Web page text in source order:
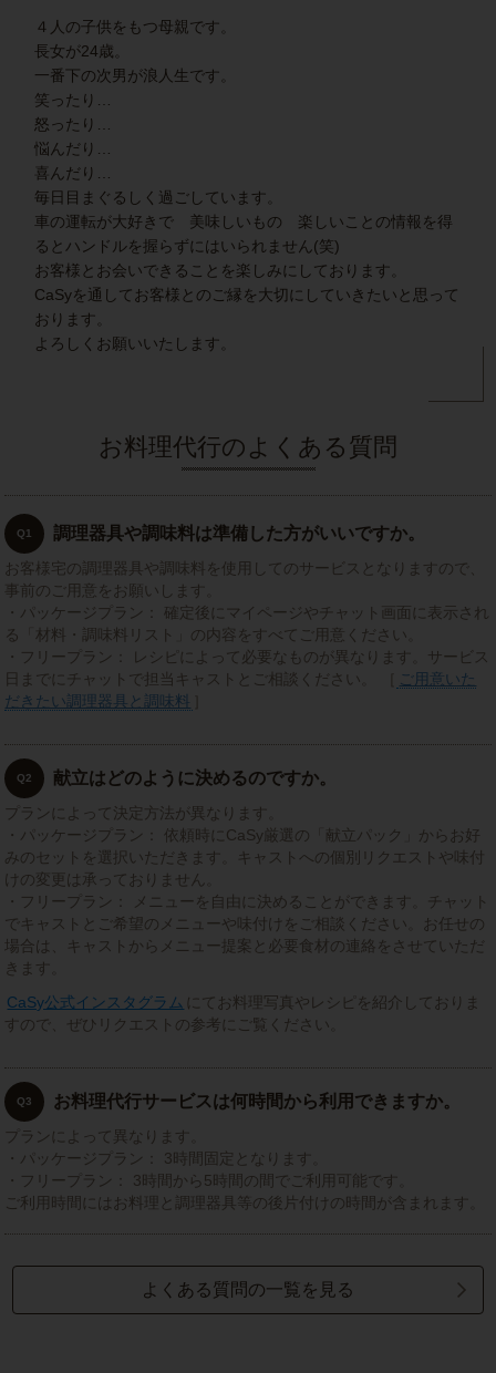
４人の子供をもつ母親です。
長女が24歳。
一番下の次男が浪人生です。
笑ったり…
怒ったり…
悩んだり…
喜んだり…
毎日目まぐるしく過ごしています。
車の運転が大好きで 美味しいもの 楽しいことの情報を得
るとハンドルを握らずにはいられません(笑)
お客様とお会いできることを楽しみにしております。
CaSyを通してお客様とのご縁を大切にしていきたいと思って
おります。
よろしくお願いいたします。
お料理代行のよくある質問
Q1 調理器具や調味料は準備した方がいいですか。
お客様宅の調理器具や調味料を使用してのサービスとなりますので、
事前のご用意をお願いします。
・パッケージプラン： 確定後にマイページやチャット画面に表示され
る「材料・調味料リスト」の内容をすべてご用意ください。
・フリープラン： レシピによって必要なものが異なります。サービス
日までにチャットで担当キャストとご相談ください。 ［
ご用意いた
だきたい調理器具と調味料
Q2 献立はどのように決めるのですか。
プランによって決定方法が異なります。
・パッケージプラン： 依頼時にCaSy厳選の「献立パック」からお好
みのセットを選択いただきます。キャストへの個別リクエストや味付
けの変更は承っておりません。
・フリープラン： メニューを自由に決めることができます。チャット
でキャストとご希望のメニューや味付けをご相談ください。お任せの
場合は、キャストからメニュー提案と必要食材の連絡をさせていただ
きます。
CaSy公式インスタグラム にてお料理写真やレシピを紹介しておりま
すので、ぜひリクエストの参考にご覧ください。
Q3 お料理代行サービスは何時間から利用できますか。
プランによって異なります。
・パッケージプラン： 3時間固定となります。
・フリープラン： 3時間から5時間の間でご利用可能です。
ご利用時間にはお料理と調理器具等の後片付けの時間が含まれます。
よくある質問の一覧を見る